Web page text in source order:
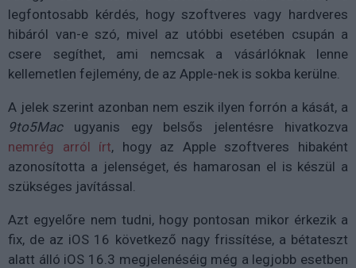
legfontosabb kérdés, hogy szoftveres vagy hardveres
hibáról van-e szó, mivel az utóbbi esetében csupán a
csere segíthet, ami nemcsak a vásárlóknak lenne
kellemetlen fejlemény, de az Apple-nek is sokba kerülne.
A jelek szerint azonban nem eszik ilyen forrón a kását, a
9to5Macugyanis egy belsős jelentésre hivatkozva
nemrég arról írt, hogy az Apple szoftveres hibaként
azonosította a jelenséget, és hamarosan el is készül a
szükséges javítással.
Azt egyelőre nem tudni, hogy pontosan mikor érkezik a
fix, de az iOS 16 következő nagy frissítése, a bétateszt
alatt álló iOS 16.3 megjelenéséig még a legjobb esetben